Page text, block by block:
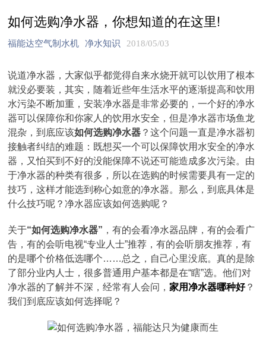
如何选购净水器，你想知道的在这里!
福能达空气制水机 净水知识 2018/05/03
说道净水器，大家似乎都觉得自来水烧开就可以饮用了根本
就没必要装，其实，随着近些年生活水平的逐渐提高和饮用
水污染不断加重，安装净水器是非常必要的，一个好的净水
器可以保障你和你家人的饮用水安全，但是净水器市场鱼龙
混杂，到底应该如何选购净水器 ？这个问题一直是净水器初
接触者纠结的难题：既想买一个可以保障饮用水安全的净水
器，又怕买到不好的没能保障不说还可能造成多次污染。由
于净水器的种类有很多，所以在选购的时候需要具有一定的
技巧，这样才能选到称心如意的净水器。那么，到底具体是
什么技巧呢？净水器应该如何选购呢？
关于“如何选购净水器” ，有的会看净水器品牌，有的会看广
告，有的会听电视“专业人士”推荐，有的会听朋友推荐，有
的是哪个价格低选哪个……总之，自己心里没底。真的是除
了部分业内人士，很多普通用户基本都是在“瞎”选。他们对
净水器的了解并不深，经常有人会问，家用净水器哪种好？
我们到底应该如何选择呢？